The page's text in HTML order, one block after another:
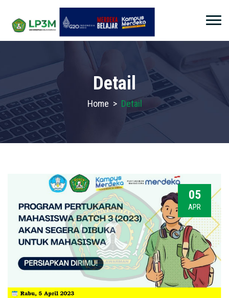
Detail
Home > Detail
05
APR